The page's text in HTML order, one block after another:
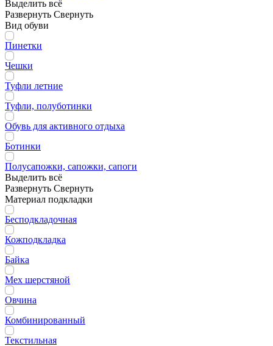
Выделить всё
Развернуть Свернуть
Вид обуви
Пинетки
Чешки
Туфли летние
Туфли, полуботинки
Обувь для активного отдыха
Ботинки
Полусапожки, сапожки, сапоги
Выделить всё
Развернуть Свернуть
Материал подкладки
Бесподкладочная
Кожподкладка
Байка
Мех шерстяной
Овчина
Комбинированный
Текстильная